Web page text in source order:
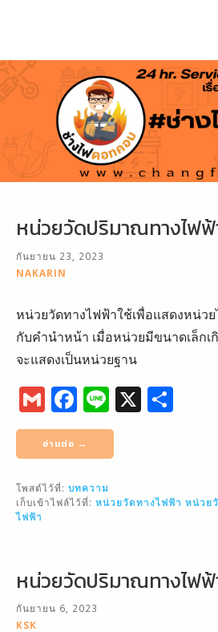
ยัง
เนื้อหา
หน่วยวัดปริมาณทางไฟฟ้
กันยายน 23, 2023
NAKARIN
หน่วยวัดทางไฟฟ้าใช้เพื่อแสดงหน่ว
กับคำนำหน้า เมื่อหน่วยมีขนาดเล็ก
จะแสดงเป็นหน่วยฐาน
G
m
ai
l
F
a
c
e
b
k
Li
n
e
X
อ่านต่อ →
โพสต์ไว้ที่: บทความ
เก็บเข้าไฟล์ไว้ที่: หน่วยวัดทางไฟฟ้า หน่วย
ไฟฟ้า
หน่วยวัดปริมาณทางไฟฟ้
กันยายน 6, 2023
KSK